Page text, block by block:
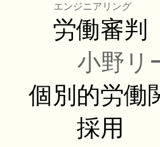
エンジニアリング
労働審判
小野リ
個別的労働
採用